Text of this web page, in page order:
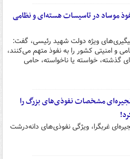
موساد در تاسیسات هسته‌ای و نظامی
ویژه دولت شهید رئیسی، گفت:
و امنیتی کشور را به نفوذ متهم می‌کنند،
خواسته یا ناخواسته، حامی
مشخصات نفوذی‌های بزرگ را
غربگرا، ویژگی نفوذی‌های دانه‌درشت